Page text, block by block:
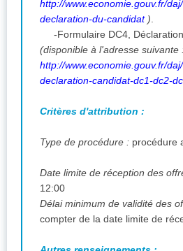
http://www.economie.gouv.fr/
declaration-du-candidat)
-Formulaire DC4,
(disponible à l'adresse suivante
http://www.economie.gouv.fr/
declaration-candidat-dc1-dc2-
Critères d'attribution :
Type de procédure : procédure
Date limite de réception des
12:00
Délai minimum de validité des
compter